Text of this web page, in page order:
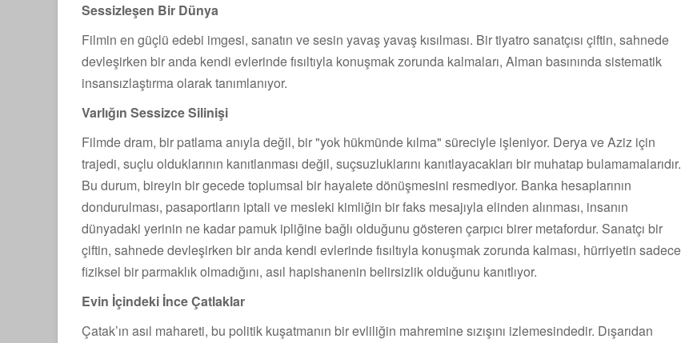
Sessizleşen Bir Dünya
Filmin en güçlü edebi imgesi, sanatın ve sesin yavaş yavaş kısılması. Bir tiyatro sanatçısı çiftin, sahnede
devleşirken bir anda kendi evlerinde fısıltıyla konuşmak zorunda kalmaları, Alman basınında sistematik
insansızlaştırma olarak tanımlanıyor.
Varlığın Sessizce Silinişi
Filmde dram, bir patlama anıyla değil, bir "yok hükmünde kılma" süreciyle işleniyor. Derya ve Aziz için
trajedi, suçlu olduklarının kanıtlanması değil, suçsuzluklarını kanıtlayacakları bir muhatap bulamamalarıdır.
Bu durum, bireyin bir gecede toplumsal bir hayalete dönüşmesini resmediyor. Banka hesaplarının
dondurulması, pasaportların iptali ve mesleki kimliğin bir faks mesajıyla elinden alınması, insanın
dünyadaki yerinin ne kadar pamuk ipliğine bağlı olduğunu gösteren çarpıcı birer metafordur. Sanatçı bir
çiftin, sahnede devleşirken bir anda kendi evlerinde fısıltıyla konuşmak zorunda kalması, hürriyetin sadece
fiziksel bir parmaklık olmadığını, asıl hapishanenin belirsizlik olduğunu kanıtlıyor.
Evin İçindeki İnce Çatlaklar
Çatak’ın asıl mahareti, bu politik kuşatmanın bir evliliğin mahremine sızışını izlemesindedir. Dışarıdan
ALTIN KOZA'NIN ONUR ÖDÜLLERİ FERZAN